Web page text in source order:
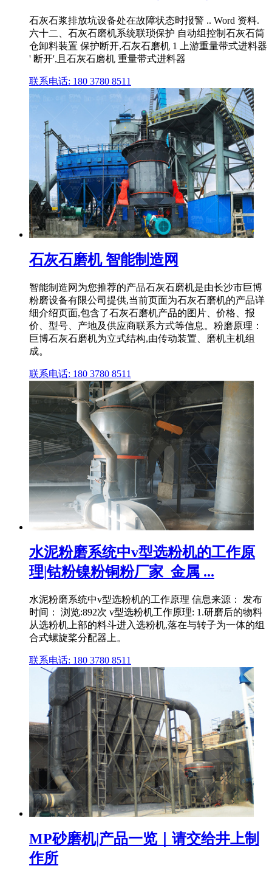
石灰石浆排放坑设备处在故障状态时报警 .. Word 资料.
六十二、石灰石磨机系统联琐保护 自动组控制石灰石筒
仓卸料装置 保护断开,石灰石磨机 1 上游重量带式进料器
' 断开',且石灰石磨机 重量带式进料器
联系电话: 180 3780 8511
石灰石磨机 智能制造网
智能制造网为您推荐的产品石灰石磨机是由长沙市巨博
粉磨设备有限公司提供,当前页面为石灰石磨机的产品详
细介绍页面,包含了石灰石磨机产品的图片、价格、报
价、型号、产地及供应商联系方式等信息。粉磨原理：
巨博石灰石磨机为立式结构,由传动装置、磨机主机组
成。
联系电话: 180 3780 8511
水泥粉磨系统中v型选粉机的工作原
理|钴粉镍粉铜粉厂家_金属 ...
水泥粉磨系统中v型选粉机的工作原理 信息来源： 发布
时间： 浏览:892次 v型选粉机工作原理: 1.研磨后的物料
从选粉机上部的料斗进入选粉机,落在与转子为一体的组
合式螺旋桨分配器上。
联系电话: 180 3780 8511
MP砂磨机|产品一览｜请交给井上制
作所